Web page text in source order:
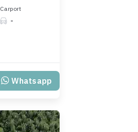
Carport
-
Whatsapp